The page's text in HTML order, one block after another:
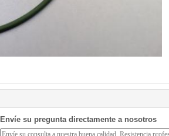
Envíe su pregunta directamente a nosotros